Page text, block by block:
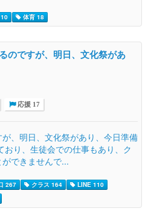
体育 18
のですが、明日、文化祭があ
応援 17
、明日、文化祭があり、今日準備
おり、生徒会での仕事もあり、ク
できませんで...
267 クラス 164
LINE 110